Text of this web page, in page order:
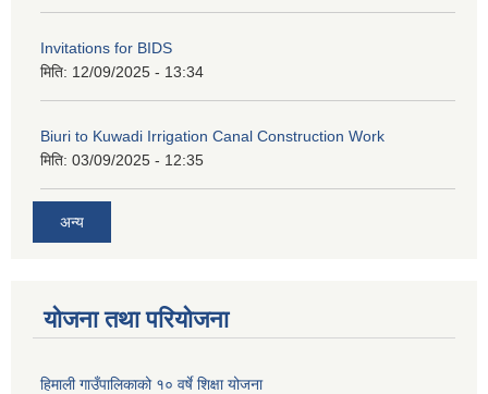
Invitations for BIDS
मिति: 12/09/2025 - 13:34
Biuri to Kuwadi Irrigation Canal Construction Work
मिति: 03/09/2025 - 12:35
अन्य
योजना तथा परियोजना
हिमाली गाउँपालिकाको १० वर्षे शिक्षा योजना